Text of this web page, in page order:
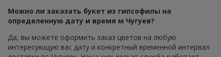
Можно ли заказать букет из гипсофилы на
определенную дату и время м Чугуев?
Да, вы можете оформить заказ цветов на любую
интересующую вас дату и конкретный временной интервал